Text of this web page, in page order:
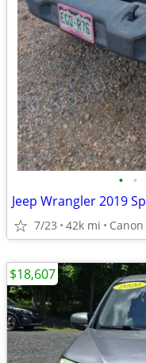
• •
Jeep Wrangler 2019
7/23 42k mi
$18,607